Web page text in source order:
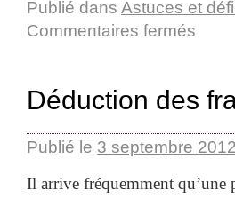
Publié dans Astuces et
Commentaires fermés
Déduction des
Publié le 3 septembre 2012
Il arrive fréquemment qu’une